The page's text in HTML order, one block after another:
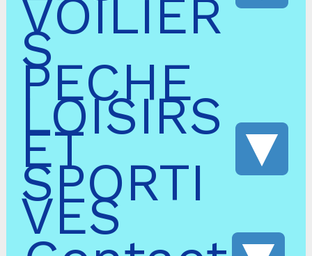
VOILIER
S
PECHE
LOISIRS
ET
SPORTI
VES